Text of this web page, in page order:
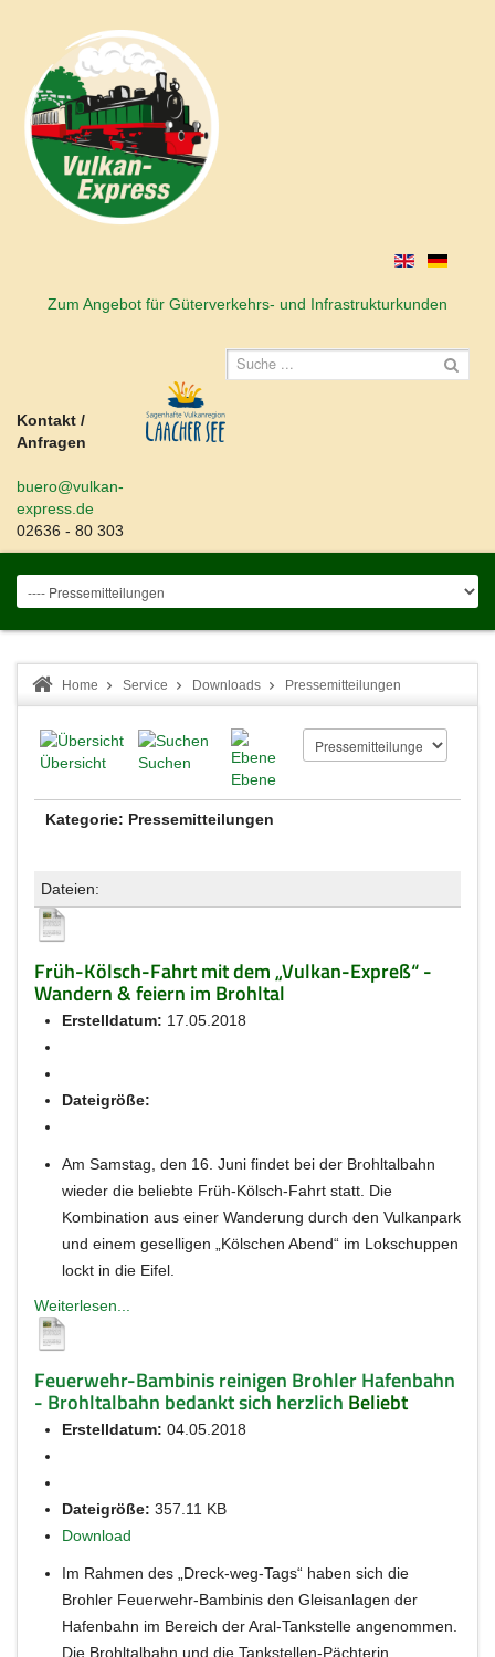
Zum Angebot für Güterverkehrs- und Infrastrukturkunden
Kontakt /
Anfragen
buero@vulkan-
express.de
02636 - 80 303
Home Service Downloads Pressemitteilungen
Übersicht
Suchen
Ebene
Kategorie: Pressemitteilungen
Dateien:
Früh-Kölsch-Fahrt mit dem „Vulkan-Expreß“ -
Wandern & feiern im Brohltal
Erstelldatum: 17.05.2018
Dateigröße:
Am Samstag, den 16. Juni findet bei der Brohltalbahn
wieder die beliebte Früh-Kölsch-Fahrt statt. Die
Kombination aus einer Wanderung durch den Vulkanpark
und einem geselligen „Kölschen Abend“ im Lokschuppen
lockt in die Eifel.
Weiterlesen...
Feuerwehr-Bambinis reinigen Brohler Hafenbahn
- Brohltalbahn bedankt sich herzlich Beliebt
Erstelldatum: 04.05.2018
Dateigröße: 357.11 KB
Download
Im Rahmen des „Dreck-weg-Tags“ haben sich die
Brohler Feuerwehr-Bambinis den Gleisanlagen der
Hafenbahn im Bereich der Aral-Tankstelle angenommen.
Die Brohltalbahn und die Tankstellen-Pächterin